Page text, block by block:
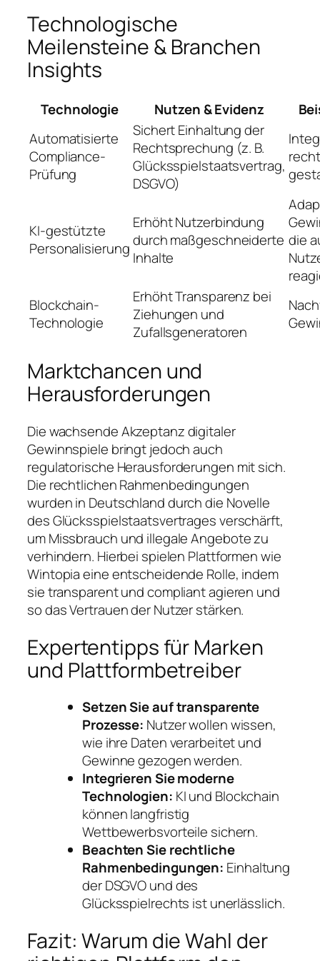
Technologische
Meilensteine & Branchen
Insights
Technologie Nutzen & Evidenz
Automatisierte
Compliance-
Prüfung
Sichert Einhaltung der
Rechtsprechung (z. B.
Glücksspielstaatsvertrag,
DSGVO)
KI-gestützte
Personalisierung
Erhöht Nutzerbindung
durch maßgeschneiderte
Inhalte
die
Blockchain-
Technologie
Erhöht Transparenz bei
Ziehungen und
Zufallsgeneratoren
Marktchancen und
Herausforderungen
Die wachsende Akzeptanz digitaler
Gewinnspiele bringt jedoch auch
regulatorische Herausforderungen mit sich.
Die rechtlichen Rahmenbedingungen
wurden in Deutschland durch die Novelle
des Glücksspielstaatsvertrages verschärft,
um Missbrauch und illegale Angebote zu
verhindern. Hierbei spielen Plattformen wie
Wintopia eine entscheidende Rolle, indem
sie transparent und compliant agieren und
so das Vertrauen der Nutzer stärken.
Expertentipps für Marken
und Plattformbetreiber
Setzen Sie auf transparente
Prozesse: Nutzer wollen wissen,
wie ihre Daten verarbeitet und
Gewinne gezogen werden.
Integrieren Sie moderne
Technologien: KI und Blockchain
können langfristig
Wettbewerbsvorteile sichern.
Beachten Sie rechtliche
Rahmenbedingungen: Einhaltung
der DSGVO und des
Glücksspielrechts ist unerlässlich.
Fazit: Warum die Wahl der